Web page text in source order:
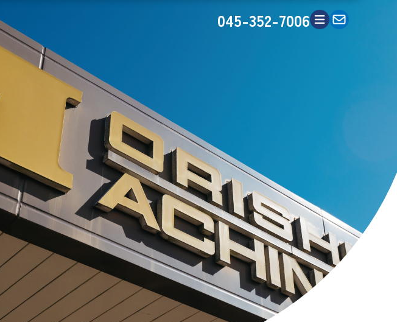
045-352-7006